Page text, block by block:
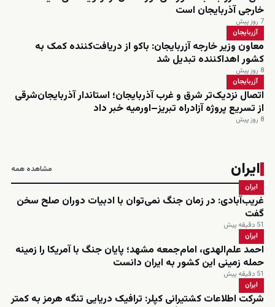
خارجی آذربایجان است
7 روز پیش
آزربایجان
معاون وزیر خارجه آزربایجان: باکو از دریافت‌کننده کمک به
کشور اهداکننده تبدیل شد
8 روز پیش
آزربایجان
اتصال نزدیک‌تر شرق و غرب آذربایجان؛ استاندار آذربایجان‌شرقی
از تسریع پروژه آزادراه تبریز–اورمیه خبر داد
8 روز پیش
ایران مشاهده همه
ایران
غریب‌آبادی: در زمان جنگ نمی‌توان با ادبیات دوران صلح سخن
گفت
51 دقیقه پیش
ایران
احمد علم‌الهدی، امام‌جمعه مشهد؛ پایان جنگ با آمریکا را زمینه
حمله زمینی این کشور به ایران دانست
51 دقیقه پیش
ایران
شرکت اطلاعات کشتیرانی کپلر: ترافیک دریایی تنگه هرمز به کمتر